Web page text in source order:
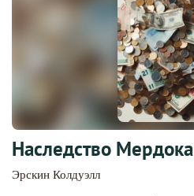
Наследство Мердока
Эрскин Колдуэлл